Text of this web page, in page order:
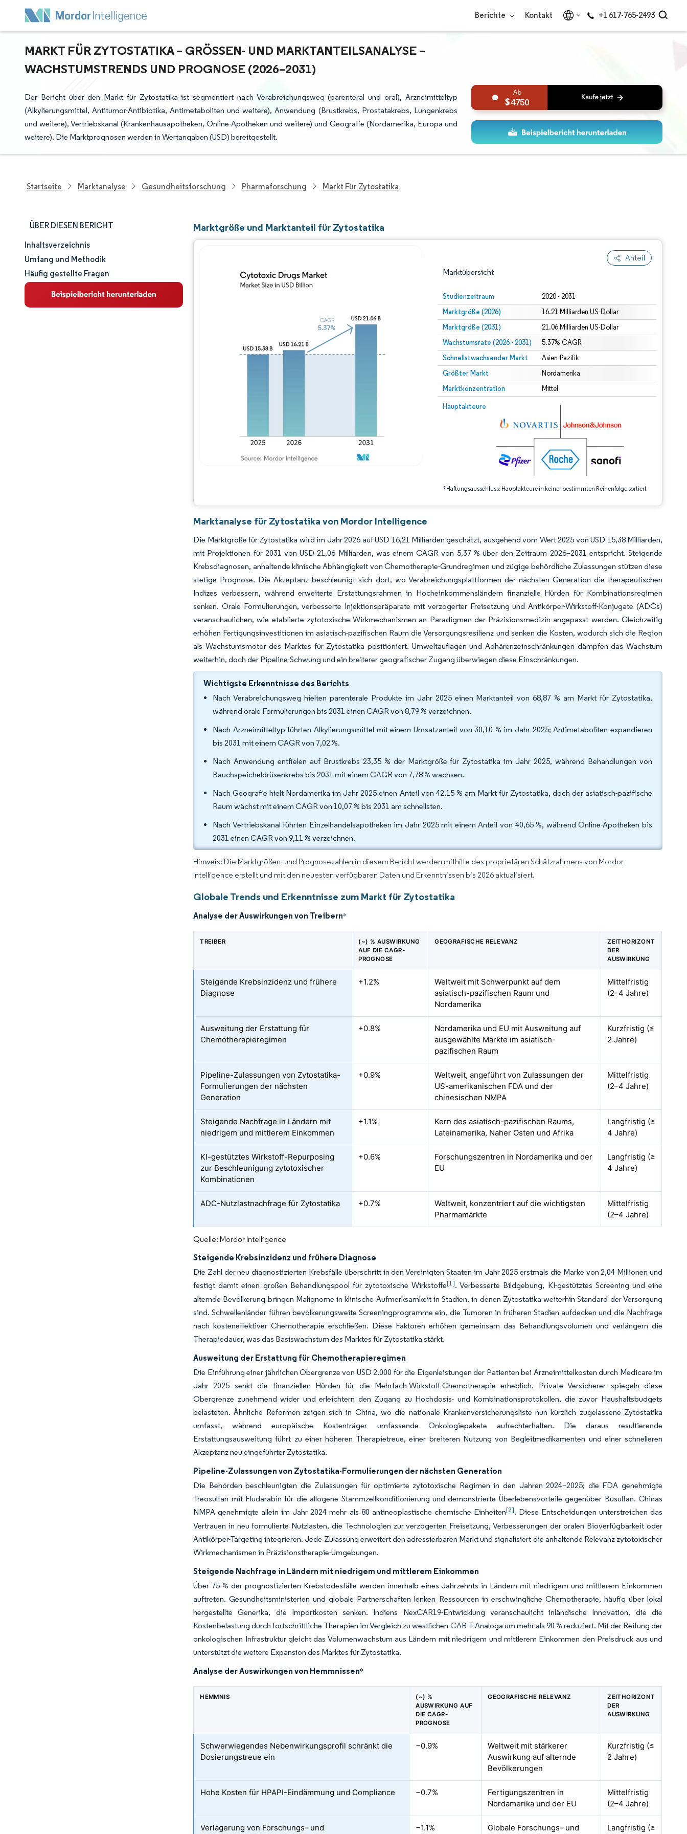
Berichte Kontakt +1 617-765-2493
MARKT FÜR ZYTOSTATIKA – GRÖSSEN- UND MARKTANTEILSANALYSE – W
ACHSTUMSTRENDS UND PROGNOSE (2026–2031)
Der Bericht über den Markt für Zytostatika ist segmentiert nach Verabreichungsweg (parenteral und oral), Arzneimitteltyp
(Alkylierungsmittel, Antitumor-Antibiotika, Antimetaboliten und weitere), Anwendung (Brustkrebs, Prostatakrebs, Lungenkrebs
und weitere), Vertriebskanal (Krankenhausapotheken, Online-Apotheken und weitere) und Geografie (Nordamerika, Europa und
weitere). Die Marktprognosen werden in Wertangaben (USD) bereitgestellt.
4750
Startseite Marktanalyse Gesundheitsforschung Pharmaforschung Markt Für Zytostatika
ÜBER DIESEN BERICHT
Marktgröße und -anteil
Marktanalyse
Trends und Einblicke
Inhaltsverzeichnis
Umfang und Methodik
Häufig gestellte Fragen
Marktgröße und Marktanteil für Zytostatika
Anteil
Marktübersicht
Studienzeitraum 2020 - 2031
Marktgröße (2026) 16.21 Milliarden US-Dollar
Marktgröße (2031) 21.06 Milliarden US-Dollar
Wachstumsrate (2026 - 2031) 5.37% CAGR
Schnellstwachsender Markt Asien-Pazifik
Größter Markt Nordamerika
Marktkonzentration Mittel
Hauptakteure
*Haftungsausschluss: Hauptakteure in keiner bestimmten Reihenfolge sortiert
Bild © Mordor Intelligence. Wiederverwendung erfordert Namensnennung gemäß CC BY 4.0.
Bild © Mordor Intelligence. Wiederverwendung erfordert Namensnennung gemäß CC BY 4.0.
Marktanalyse für Zytostatika von Mordor Intelligence
Die Marktgröße für Zytostatika wird im Jahr 2026 auf USD 16,21 Milliarden geschätzt, ausgehend vom Wert 2025 von USD 15,38 Milliarden,
mit Projektionen für 2031 von USD 21,06 Milliarden, was einem CAGR von 5,37 % über den Zeitraum 2026–2031 entspricht. Steigende
Krebsdiagnosen, anhaltende klinische Abhängigkeit von Chemotherapie-Grundregimen und zügige behördliche Zulassungen stützen diese
stetige Prognose. Die Akzeptanz beschleunigt sich dort, wo Verabreichungsplattformen der nächsten Generation die therapeutischen
Indizes verbessern, während erweiterte Erstattungsrahmen in Hocheinkommensländern finanzielle Hürden für Kombinationsregimen
senken. Orale Formulierungen, verbesserte Injektionspräparate mit verzögerter Freisetzung und Antikörper-Wirkstoff-Konjugate (ADCs)
veranschaulichen, wie etablierte zytotoxische Wirkmechanismen an Paradigmen der Präzisionsmedizin angepasst werden. Gleichzeitig
erhöhen Fertigungsinvestitionen im asiatisch-pazifischen Raum die Versorgungsresilienz und senken die Kosten, wodurch sich die Region
als Wachstumsmotor des Marktes für Zytostatika positioniert. Umweltauflagen und Adhärenzeinschränkungen dämpfen das Wachstum
weiterhin, doch der Pipeline-Schwung und ein breiterer geografischer Zugang überwiegen diese Einschränkungen.
Wichtigste Erkenntnisse des Berichts
Nach Verabreichungsweg hielten parenterale Produkte im Jahr 2025 einen Marktanteil von 68,87 % am Markt für Zytostatika,
während orale Formulierungen bis 2031 einen CAGR von 8,79 % verzeichnen.
Nach Arzneimitteltyp führten Alkylierungsmittel mit einem Umsatzanteil von 30,10 % im Jahr 2025; Antimetaboliten expandieren
bis 2031 mit einem CAGR von 7,02 %.
Nach Anwendung entfielen auf Brustkrebs 23,35 % der Marktgröße für Zytostatika im Jahr 2025, während Behandlungen von
Bauchspeicheldrüsenkrebs bis 2031 mit einem CAGR von 7,78 % wachsen.
Nach Geografie hielt Nordamerika im Jahr 2025 einen Anteil von 42,15 % am Markt für Zytostatika, doch der asiatisch-pazifische
Raum wächst mit einem CAGR von 10,07 % bis 2031 am schnellsten.
Nach Vertriebskanal führten Einzelhandelsapotheken im Jahr 2025 mit einem Anteil von 40,65 %, während Online-Apotheken bis
2031 einen CAGR von 9,11 % verzeichnen.
Hinweis: Die Marktgrößen- und Prognosezahlen in diesem Bericht werden mithilfe des proprietären Schätzrahmens von Mordor
Intelligence erstellt und mit den neuesten verfügbaren Daten und Erkenntnissen bis 2026 aktualisiert.
Globale Trends und Erkenntnisse zum Markt für Zytostatika
Analyse der Auswirkungen von Treibern*
TREIBER
(~) % AUSWIRKUNG
AUF DIE CAGR-
PROGNOSE
GEOGRAFISCHE RELEVANZ
ZEITHORIZONT
DER
AUSWIRKUNG
Steigende Krebsinzidenz und frühere
Diagnose
+1.2%
Weltweit mit Schwerpunkt auf dem
asiatisch-pazifischen Raum und
Nordamerika
Mittelfristig
(2–4 Jahre)
Ausweitung der Erstattung für
Chemotherapieregimen
+0.8%
Nordamerika und EU mit Ausweitung auf
ausgewählte Märkte im asiatisch-
pazifischen Raum
Kurzfristig (≤
2 Jahre)
Pipeline-Zulassungen von Zytostatika-
Formulierungen der nächsten
Generation
+0.9%
Weltweit, angeführt von Zulassungen der
US-amerikanischen FDA und der
chinesischen NMPA
Mittelfristig
(2–4 Jahre)
Steigende Nachfrage in Ländern mit
niedrigem und mittlerem Einkommen
+1.1%
Kern des asiatisch-pazifischen Raums,
Lateinamerika, Naher Osten und Afrika
Langfristig (≥
4 Jahre)
KI-gestütztes Wirkstoff-Repurposing
zur Beschleunigung zytotoxischer
Kombinationen
+0.6%
Forschungszentren in Nordamerika und der
EU
Langfristig (≥
4 Jahre)
ADC-Nutzlastnachfrage für Zytostatika +0.7%
Weltweit, konzentriert auf die wichtigsten
Pharmamärkte
Mittelfristig
(2–4 Jahre)
Quelle: Mordor Intelligence
Steigende Krebsinzidenz und frühere Diagnose
Die Zahl der neu diagnostizierten Krebsfälle überschritt in den Vereinigten Staaten im Jahr 2025 erstmals die Marke von 2,04 Millionen und
festigt damit einen großen Behandlungspool für zytotoxische Wirkstoffe[1]. Verbesserte Bildgebung, KI-gestütztes Screening und eine
alternde Bevölkerung bringen Malignome in klinische Aufmerksamkeit in Stadien, in denen Zytostatika weiterhin Standard der Versorgung
sind. Schwellenländer führen bevölkerungsweite Screeningprogramme ein, die Tumoren in früheren Stadien aufdecken und die Nachfrage
nach kosteneffektiver Chemotherapie erschließen. Diese Faktoren erhöhen gemeinsam das Behandlungsvolumen und verlängern die
Therapiedauer, was das Basiswachstum des Marktes für Zytostatika stärkt.
Ausweitung der Erstattung für Chemotherapieregimen
Die Einführung einer jährlichen Obergrenze von USD 2.000 für die Eigenleistungen der Patienten bei Arzneimittelkosten durch Medicare im
Jahr 2025 senkt die finanziellen Hürden für die Mehrfach-Wirkstoff-Chemotherapie erheblich. Private Versicherer spiegeln diese
Obergrenze zunehmend wider und erleichtern den Zugang zu Hochdosis- und Kombinationsprotokollen, die zuvor Haushaltsbudgets
belasteten. Ähnliche Reformen zeigen sich in China, wo die nationale Krankenversicherungsliste nun kürzlich zugelassene Zytostatika
umfasst, während europäische Kostenträger umfassende Onkologiepakete aufrechterhalten. Die daraus resultierende
Erstattungsausweitung führt zu einer höheren Therapietreue, einer breiteren Nutzung von Begleitmedikamenten und einer schnelleren
Akzeptanz neu eingeführter Zytostatika.
Pipeline-Zulassungen von Zytostatika-Formulierungen der nächsten Generation
Die Behörden beschleunigten die Zulassungen für optimierte zytotoxische Regimen in den Jahren 2024–2025; die FDA genehmigte
Treosulfan mit Fludarabin für die allogene Stammzellkonditionierung und demonstrierte Überlebensvorteile gegenüber Busulfan. Chinas
NMPA genehmigte allein im Jahr 2024 mehr als 80 antineoplastische chemische Einheiten[2]. Diese Entscheidungen unterstreichen das
Vertrauen in neu formulierte Nutzlasten, die Technologien zur verzögerten Freisetzung, Verbesserungen der oralen Bioverfügbarkeit oder
Antikörper-Targeting integrieren. Jede Zulassung erweitert den adressierbaren Markt und signalisiert die anhaltende Relevanz zytotoxischer
Wirkmechanismen in Präzisionstherapie-Umgebungen.
Steigende Nachfrage in Ländern mit niedrigem und mittlerem Einkommen
Über 75 % der prognostizierten Krebstodesfälle werden innerhalb eines Jahrzehnts in Ländern mit niedrigem und mittlerem Einkommen
auftreten. Gesundheitsministerien und globale Partnerschaften lenken Ressourcen in erschwingliche Chemotherapie, häufig über lokal
hergestellte Generika, die Importkosten senken. Indiens NexCAR19-Entwicklung veranschaulicht inländische Innovation, die die
Kostenbelastung durch fortschrittliche Therapien im Vergleich zu westlichen CAR-T-Analoga um mehr als 90 % reduziert. Mit der Reifung der
onkologischen Infrastruktur gleicht das Volumenwachstum aus Ländern mit niedrigem und mittlerem Einkommen den Preisdruck aus und
unterstützt die weitere Expansion des Marktes für Zytostatika.
Analyse der Auswirkungen von Hemmnissen*
HEMMNIS
(~) %
AUSWIRKUNG AUF
DIE CAGR-
PROGNOSE
GEOGRAFISCHE RELEVANZ
ZEITHORIZONT
DER
AUSWIRKUNG
Schwerwiegendes Nebenwirkungsprofil schränkt die
Dosierungstreue ein
−0.9%
Weltweit mit stärkerer
Auswirkung auf alternde
Bevölkerungen
Kurzfristig (≤
2 Jahre)
Hohe Kosten für HPAPI-Eindämmung und Compliance −0.7%
Fertigungszentren in
Nordamerika und der EU
Mittelfristig
(2–4 Jahre)
Verlagerung von Forschungs- und −1.1% Globale Forschungs- und Langfristig (≥